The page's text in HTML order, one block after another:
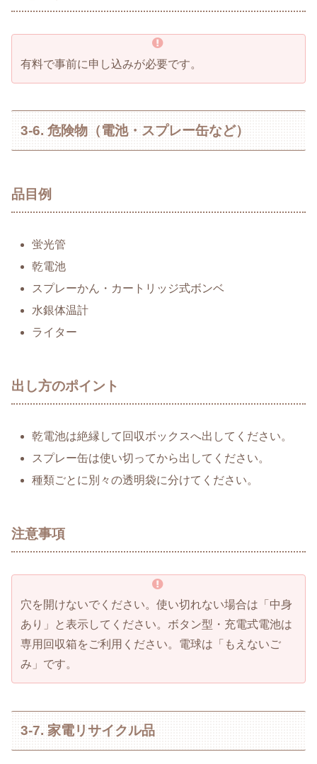
有料で事前に申し込みが必要です。
3-6. 危険物（電池・スプレー缶など）
品目例
蛍光管
乾電池
スプレーかん・カートリッジ式ボンベ
水銀体温計
ライター
出し方のポイント
乾電池は絶縁して回収ボックスへ出してください。
スプレー缶は使い切ってから出してください。
種類ごとに別々の透明袋に分けてください。
注意事項
穴を開けないでください。使い切れない場合は「中身
あり」と表示してください。ボタン型・充電式電池は
専用回収箱をご利用ください。電球は「もえないご
み」です。
3-7. 家電リサイクル品